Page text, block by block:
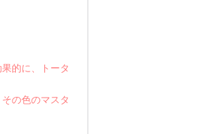
的に、トータ
の色のマスタ